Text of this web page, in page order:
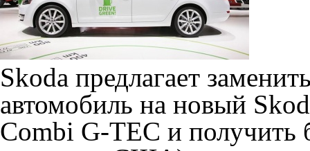
Skoda предлагает
автомобиль на новый
Combi G-TEC и получить